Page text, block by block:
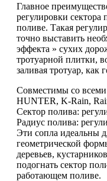
Главное
регулировки
поливе. Такая
точно выставить
эффекта » сухих
тротуарной плитки,
заливая тротуар,
Совместимы со всеми
HUNTER, K-Rain,
Сектор полива:
Радиус полива:
Эти сопла идеальны
геометрической
деревьев,
подогнать сектор
работающем поливе.